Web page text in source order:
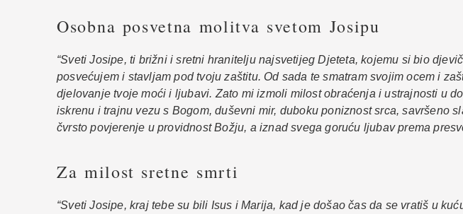
Osobna posvetna molitva svetom Josipu
“Sveti Josipe, ti brižni i sretni hranitelju najsvetijeg Djeteta, kojemu si bio
posvećujem i stavljam pod tvoju zaštitu. Od sada te smatram svojim ocem i
djelovanje tvoje moći i ljubavi. Zato mi izmoli milost obraćenja i ustrajnosti u
iskrenu i trajnu vezu s Bogom, duševni mir, duboku poniznost srca, savršeno
čvrsto povjerenje u providnost Božju, a iznad svega goruću ljubav prema
Za milost sretne smrti
“Sveti Josipe, kraj tebe su bili Isus i Marija, kad je došao čas da se vratiš u